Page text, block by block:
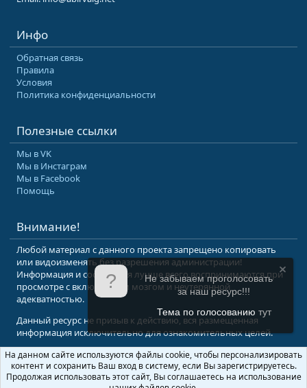
Инфо
Обратная связь
Правила
Условия
Политика конфиденциальности
Полезные ссылки
Мы в VK
Мы в Инстаграм
Мы в Facebook
Помощь
Внимание!
Любой материал с данного проекта запрещено копировать
или видоизменять без разрешения администрации!
Информация и сообщения лучше всего воспринимаются при
просмотре с включенным мозгом и неутерянной
адекватностью.
Данный ресурс не призыв к действию, вся размещенная
информация исключительно для ознакомительных целей.
© 2008-2026 Форум Абырвалг.нет - подводная охота, дайвинг, туризм
Перевод: XenForo.Info
Не забываем проголосовать
за наш ресурс!!!
Тема по голосованию тут
На данном сайте используются файлы cookie, чтобы персонализировать
контент и сохранить Ваш вход в систему, если Вы зарегистрируетесь.
Продолжая использовать этот сайт, Вы соглашаетесь на использование